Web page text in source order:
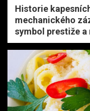
Historie
mechanického
symbol prestiže